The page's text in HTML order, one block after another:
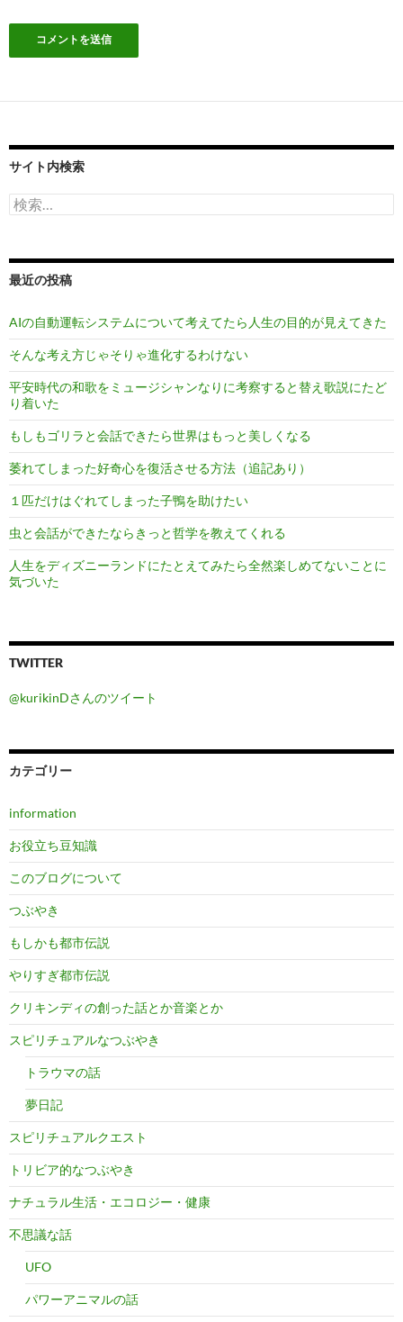
サイト内検索
検
索:
最近の投稿
AIの自動運転システムについて考えてたら人生の目的が見えてきた
そんな考え方じゃそりゃ進化するわけない
平安時代の和歌をミュージシャンなりに考察すると替え歌説にたど
り着いた
もしもゴリラと会話できたら世界はもっと美しくなる
萎れてしまった好奇心を復活させる方法（追記あり）
１匹だけはぐれてしまった子鴨を助けたい
虫と会話ができたならきっと哲学を教えてくれる
人生をディズニーランドにたとえてみたら全然楽しめてないことに
気づいた
TWITTER
@kurikinDさんのツイート
カテゴリー
information
お役立ち豆知識
このブログについて
つぶやき
もしかも都市伝説
やりすぎ都市伝説
クリキンディの創った話とか音楽とか
スピリチュアルなつぶやき
トラウマの話
夢日記
スピリチュアルクエスト
トリビア的なつぶやき
ナチュラル生活・エコロジー・健康
不思議な話
UFO
パワーアニマルの話